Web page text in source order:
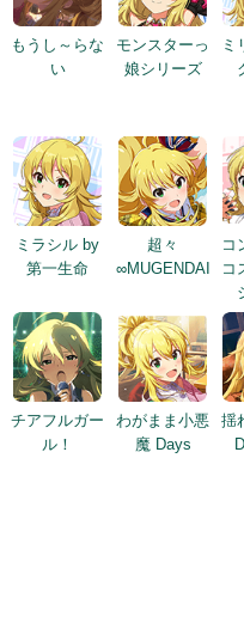
もうし～らな
い
モンスターっ
娘シリーズ
ミ
ミラシル by
第一生命
超々
∞MUGENDAI
コ
コ
チアフルガー
ル！
わがまま小悪
魔 Days
揺